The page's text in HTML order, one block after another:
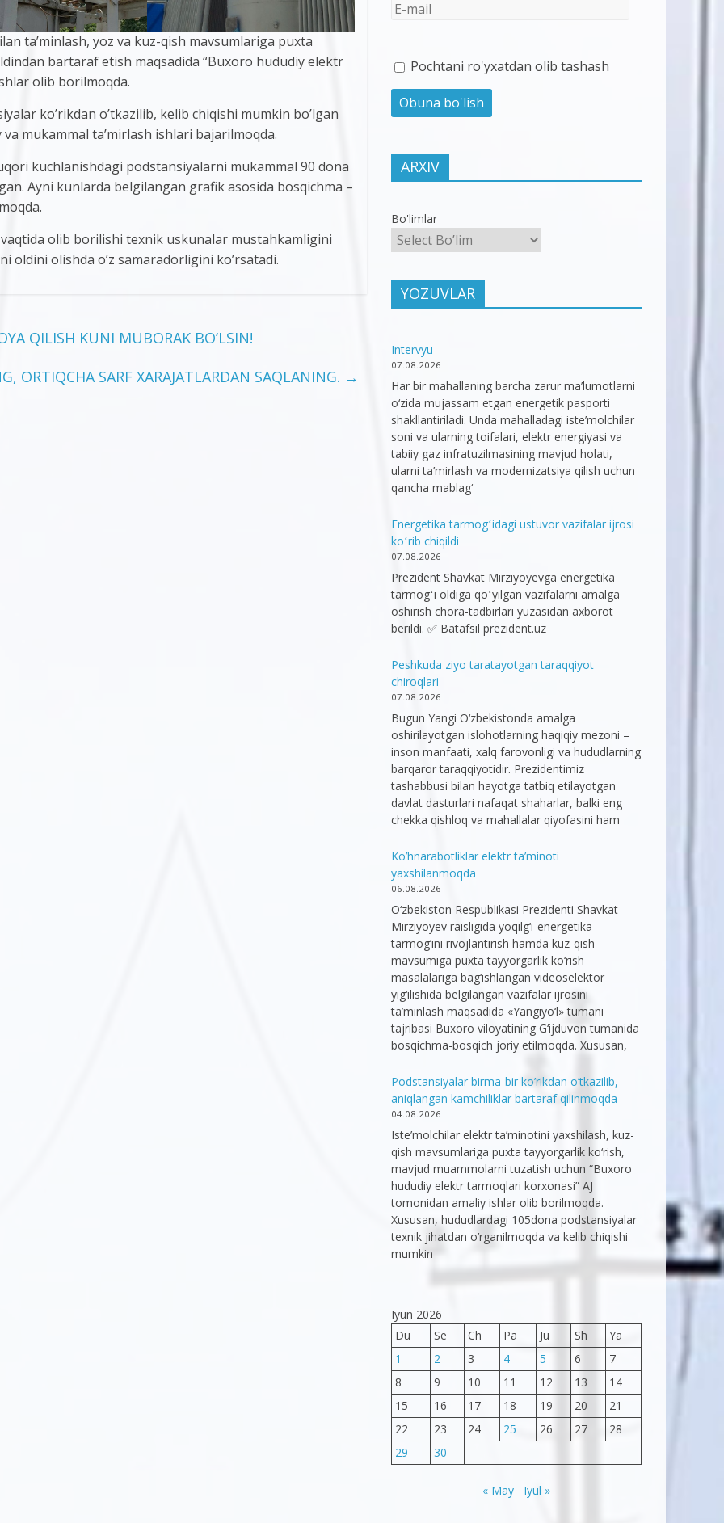
ta’minlash, yoz va kuz-qish mavsumlariga puxta
bartaraf etish maqsadida “Buxoro hududiy elektr
olib borilmoqda.
ko’rikdan o’tkazilib, kelib chiqishi mumkin bo’lgan
mukammal ta’mirlash ishlari bajarilmoqda.
kuchlanishdagi podstansiyalarni mukammal 90 dona
Ayni kunlarda belgilangan grafik asosida bosqichma –
vaqtida olib borilishi texnik uskunalar mustahkamligini
oldini olishda o’z samaradorligini ko’rsatadi.
QILISH KUNI MUBORAK BO‘LSIN!
ORTIQCHA SARF XARAJATLARDAN SAQLANING. →
Pochtani ro'yxatdan olib tashash
ARXIV
Bo'limlar
YOZUVLAR
Intervyu
07.08.2026
Har bir mahallaning barcha zarur ma’lumotlarni
o‘zida mujassam etgan energetik pasporti
shakllantiriladi. Unda mahalladagi iste’molchilar
soni va ularning toifalari, elektr energiyasi va
tabiiy gaz infratuzilmasining mavjud holati,
ularni ta’mirlash va modernizatsiya qilish uchun
qancha mablag‘
Energetika tarmogʻidagi ustuvor vazifalar ijrosi
koʻrib chiqildi
07.08.2026
Prezident Shavkat Mirziyoyevga energetika
tarmogʻi oldiga qoʻyilgan vazifalarni amalga
oshirish chora-tadbirlari yuzasidan axborot
berildi. ✅ Batafsil prezident.uz
Peshkuda ziyo taratayotgan taraqqiyot
chiroqlari
07.08.2026
Bugun Yangi O‘zbekistonda amalga
oshirilayotgan islohotlarning haqiqiy mezoni –
inson manfaati, xalq farovonligi va hududlarning
barqaror taraqqiyotidir. Prezidentimiz
tashabbusi bilan hayotga tatbiq etilayotgan
davlat dasturlari nafaqat shaharlar, balki eng
chekka qishloq va mahallalar qiyofasini ham
Ko’hnarabotliklar elektr ta’minoti
yaxshilanmoqda
06.08.2026
O‘zbekiston Respublikasi Prezidenti Shavkat
Mirziyoyev raisligida yoqilg‘i-energetika
tarmog‘ini rivojlantirish hamda kuz-qish
mavsumiga puxta tayyorgarlik ko‘rish
masalalariga bag‘ishlangan videoselektor
yig‘ilishida belgilangan vazifalar ijrosini
ta’minlash maqsadida «Yangiyo‘l» tumani
tajribasi Buxoro viloyatining G‘ijduvon tumanida
bosqichma-bosqich joriy etilmoqda. Xususan,
Podstansiyalar birma-bir ko’rikdan o’tkazilib,
aniqlangan kamchiliklar bartaraf qilinmoqda
04.08.2026
Iste’molchilar elektr ta’minotini yaxshilash, kuz-
qish mavsumlariga puxta tayyorgarlik ko‘rish,
mavjud muammolarni tuzatish uchun “Buxoro
hududiy elektr tarmoqlari korxonasi” AJ
tomonidan amaliy ishlar olib borilmoqda.
Xususan, hududlardagi 105dona podstansiyalar
texnik jihatdan o’rganilmoqda va kelib chiqishi
mumkin
Iyun 2026
Du
Se Ch Pa Ju Sh
Ya
1
2 3 4 5 6
7
8
9 10 11 12 13
14
15
16 17 18 19 20
21
22
23 24 25 26 27
28
29
30
« May Iyul »